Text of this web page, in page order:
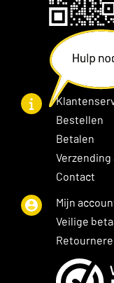
Bestellen
Betalen
Contact
Mijn
Veilige